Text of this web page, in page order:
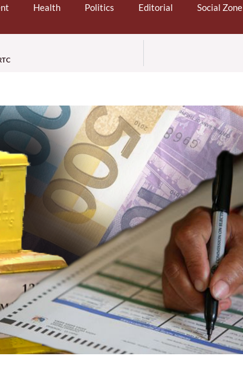
Health Politics Editorial Social Zone